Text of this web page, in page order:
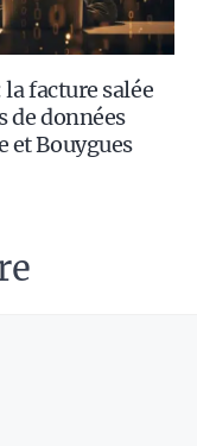
la facture salée
de données
et Bouygues